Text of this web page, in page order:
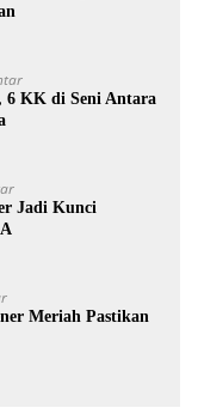
6 KK di Seni Antara
Jadi Kunci
Meriah Pastikan